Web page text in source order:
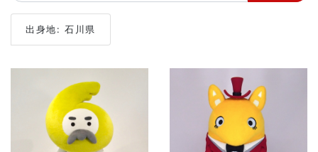
出身地: 石川県